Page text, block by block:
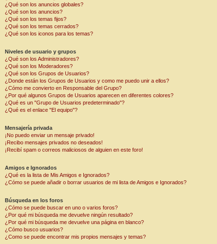
¿Qué son los anuncios globales?
¿Qué son los anuncios?
¿Qué son los temas fijos?
¿Qué son los temas cerrados?
¿Qué son los iconos para los temas?
Niveles de usuario y grupos
¿Qué son los Administradores?
¿Qué son los Moderadores?
¿Qué son los Grupos de Usuarios?
¿Donde están los Grupos de Usuarios y como me puedo unir a ellos?
¿Cómo me convierto en Responsable del Grupo?
¿Por qué algunos Grupos de Usuarios aparecen en diferentes colores?
¿Qué es un "Grupo de Usuarios predeterminado"?
¿Qué es el enlace "El equipo"?
Mensajería privada
¡No puedo enviar un mensaje privado!
¡Recibo mensajes privados no deseados!
¡Recibí spam o correos maliciosos de alguien en este foro!
Amigos e Ignorados
¿Qué es la lista de Mis Amigos e Ignorados?
¿Cómo se puede añadir o borrar usuarios de mi lista de Amigos e Ignorados?
Búsqueda en los foros
¿Cómo se puede buscar en uno o varios foros?
¿Por qué mi búsqueda me devuelve ningún resultado?
¿Por qué mi búsqueda me devuelve una página en blanco?
¿Cómo busco usuarios?
¿Como se puede encontrar mis propios mensajes y temas?